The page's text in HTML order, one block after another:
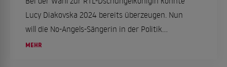
Lucy Diakovska 2024 bereits überzeugen. Nun
will die No-Angels-Sängerin in der Politik
Stimmen sammeln: Wie Diakovska in einem
MEHR